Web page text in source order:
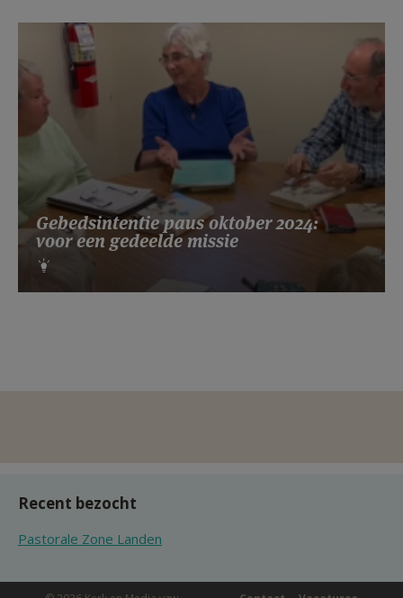
Gebedsintentie paus oktober 2024:
voor een gedeelde missie
Recent bezocht
Pastorale Zone Landen